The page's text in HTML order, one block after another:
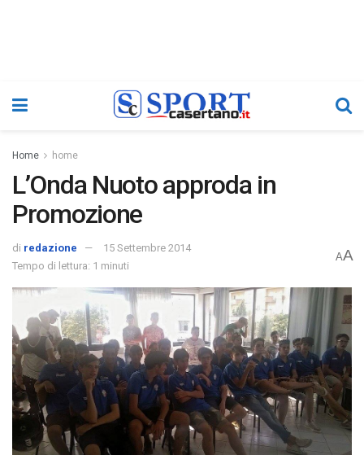
Home home
L’Onda Nuoto approda in
Promozione
di redazione
15 Settembre 2014
Tempo di lettura: 1 minuti
AA